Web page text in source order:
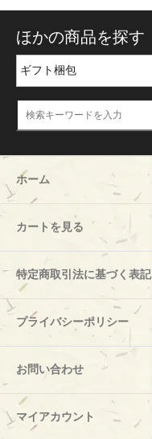
ほかの商品を探す
ホーム
カートを見る
特定商取引法に基づく表記
プライバシーポリシー
お問い合わせ
マイアカウント